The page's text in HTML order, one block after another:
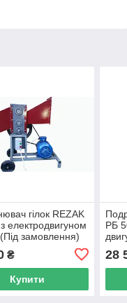
гілок REZAK
електродвигуном
замовлення)
₴
Купити
РБ
28